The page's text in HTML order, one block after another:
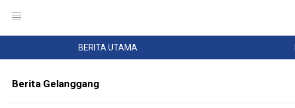
BERITA UTAMA
Berita Gelanggang